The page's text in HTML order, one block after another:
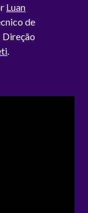
Luan
de
Direção